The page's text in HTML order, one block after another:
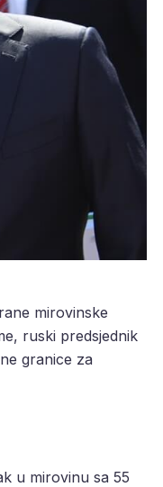
mirovinske
ruski predsjednik
granice za
u mirovinu sa 55